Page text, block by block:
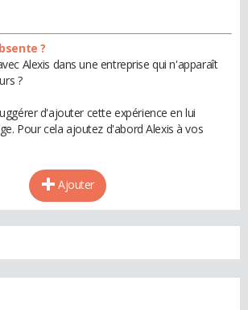
?
Alexis dans une entreprise qui n'apparaît
?
d'ajouter cette expérience en lui
Pour cela ajoutez d'abord Alexis à vos
Ajouter